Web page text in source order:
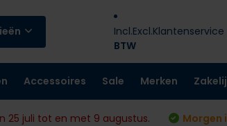
Incl.Excl.
BTW
Klantenservice
Accessoires Sale Merken
25 juli tot en met 9 augustus.
Morgen